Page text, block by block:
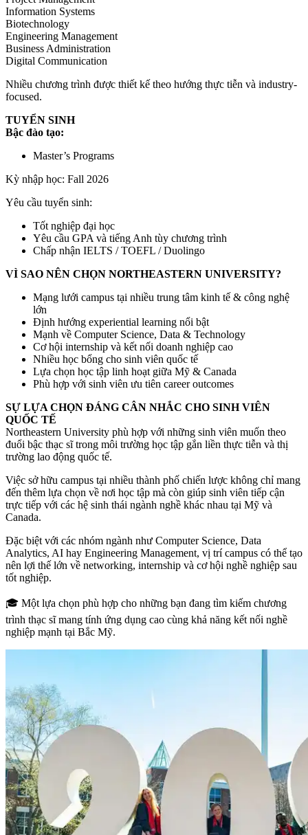
Information Systems
Biotechnology
Engineering Management
Business Administration
Digital Communication
Nhiều chương trình được thiết kế theo hướng thực tiễn và industry-
focused.
TUYỂN SINH
Bậc đào tạo:
Master’s Programs
Kỳ nhập học: Fall 2026
Yêu cầu tuyển sinh:
Tốt nghiệp đại học
Yêu cầu GPA và tiếng Anh tùy chương trình
Chấp nhận IELTS / TOEFL / Duolingo
VÌ SAO NÊN CHỌN NORTHEASTERN UNIVERSITY?
Mạng lưới campus tại nhiều trung tâm kinh tế & công nghệ
lớn
Định hướng experiential learning nổi bật
Mạnh về Computer Science, Data & Technology
Cơ hội internship và kết nối doanh nghiệp cao
Nhiều học bổng cho sinh viên quốc tế
Lựa chọn học tập linh hoạt giữa Mỹ & Canada
Phù hợp với sinh viên ưu tiên career outcomes
SỰ LỰA CHỌN ĐÁNG CÂN NHẮC CHO SINH VIÊN
QUỐC TẾ
Northeastern University phù hợp với những sinh viên muốn theo
đuổi bậc thạc sĩ trong môi trường học tập gắn liền thực tiễn và thị
trường lao động quốc tế.
Việc sở hữu campus tại nhiều thành phố chiến lược không chỉ mang
đến thêm lựa chọn về nơi học tập mà còn giúp sinh viên tiếp cận
trực tiếp với các hệ sinh thái ngành nghề khác nhau tại Mỹ và
Canada.
Đặc biệt với các nhóm ngành như Computer Science, Data
Analytics, AI hay Engineering Management, vị trí campus có thể tạo
nên lợi thế lớn về networking, internship và cơ hội nghề nghiệp sau
tốt nghiệp.
🎓 Một lựa chọn phù hợp cho những bạn đang tìm kiếm chương
trình thạc sĩ mang tính ứng dụng cao cùng khả năng kết nối nghề
nghiệp mạnh tại Bắc Mỹ.